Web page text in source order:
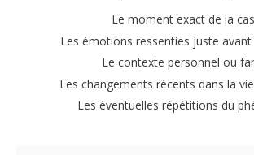
Le moment exact de la
Les émotions ressenties juste avant
Le contexte personnel ou
Les changements récents dans la
Les éventuelles répétitions du